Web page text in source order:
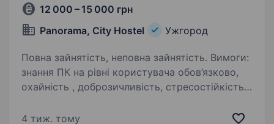
12 000 – 15 000 грн
Panorama, City Hostel
Ужгород
Повна зайнятість, неповна зайнятість. Вимоги:
знання ПК на рівні користувача обов’язково,
охайність , доброзичливість, стресостійкість,
відсутність шкідливих звичок, порядність та
4 тиж. тому